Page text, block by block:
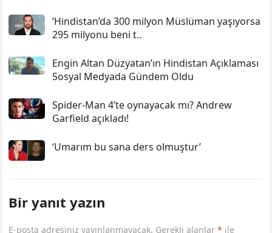
‘Hindistan’da 300 milyon Müslüman yaşıyorsa
295 milyonu beni t..
Engin Altan Düzyatan’ın Hindistan Açıklaması
Sosyal Medyada Gündem Oldu
Spider-Man 4’te oynayacak mı? Andrew
Garfield açıkladı!
‘Umarım bu sana ders olmuştur’
Bir yanıt yazın
E-posta adresiniz yayınlanmayacak. Gerekli alanlar* ile